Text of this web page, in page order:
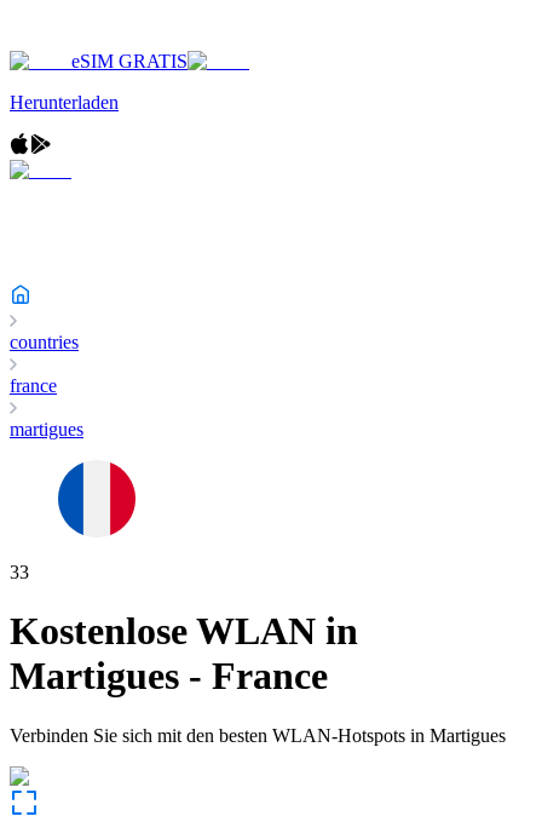
eSIM GRATIS
Herunterladen
countries
france
martigues
33
Kostenlose WLAN in
Martigues - France
Verbinden Sie sich mit den besten WLAN-Hotspots in Martigues